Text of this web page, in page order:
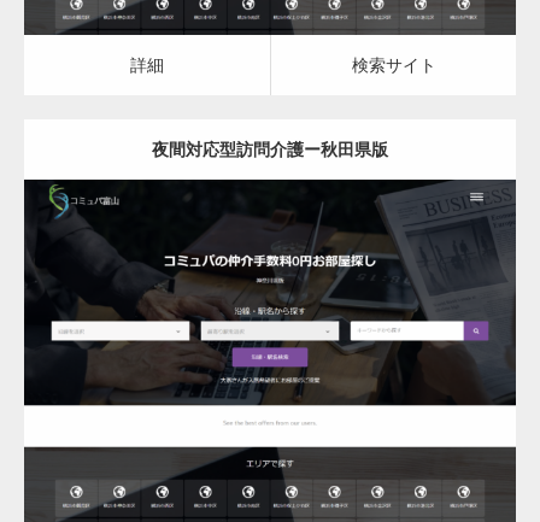
詳細 検索サイト
夜間対応型訪問介護ー秋田県版
更新日： 2023.03.08
夜間対応型訪問介護
詳細 検索サイト